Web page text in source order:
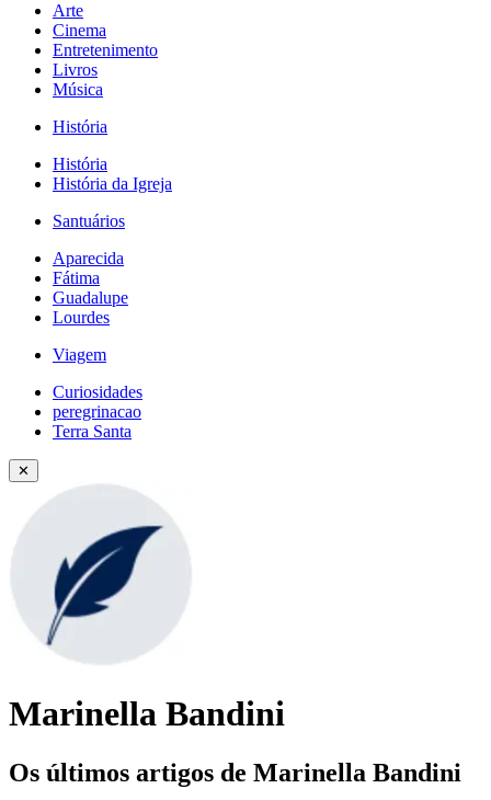
Arte
Cinema
Entretenimento
Livros
Música
História
História
História da Igreja
Santuários
Aparecida
Fátima
Guadalupe
Lourdes
Viagem
Curiosidades
peregrinacao
Terra Santa
✕
Marinella Bandini
Os últimos artigos de Marinella Bandini